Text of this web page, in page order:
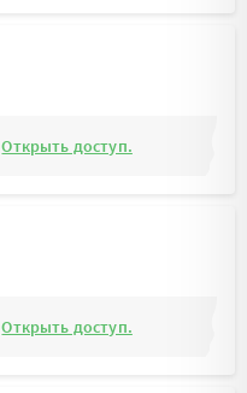
Открыть доступ.
Открыть доступ.